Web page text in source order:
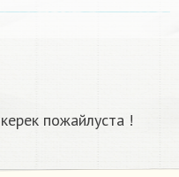
пожайлуста !